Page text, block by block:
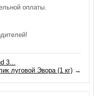
оплаты.
3...
луговой Эвора (1 кг)→